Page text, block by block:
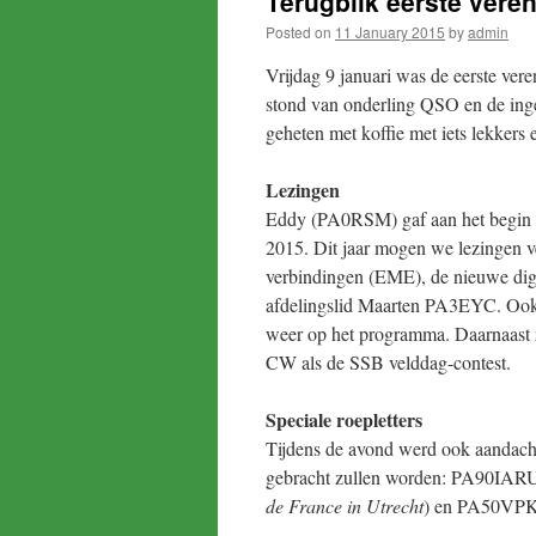
Posted on 11 January 2015 byadmin
Vrijdag 9 januari was de eerste
stond van onderling QSO en de
geheten met koffie met iets lekkers
Lezingen
Eddy (PA0RSM) gaf aan het
2015. Dit jaar mogen we
verbindingen (EME), de nieuwe
afdelingslid Maarten PA3EYC.
weer op het programma.
CW als de SSB velddag-contest.
Speciale roepletters
Tijdens de avond werd ook
gebracht zullen worden:
de France in Utrecht) en